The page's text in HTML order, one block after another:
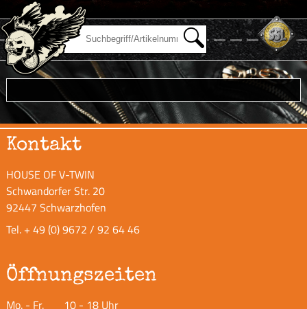
Kontakt
HOUSE OF V-TWIN
Schwandorfer Str. 20
92447 Schwarzhofen
Tel. + 49 (0) 9672 / 92 64 46
Öffnungszeiten
Mo. - Fr. 10 - 18 Uhr